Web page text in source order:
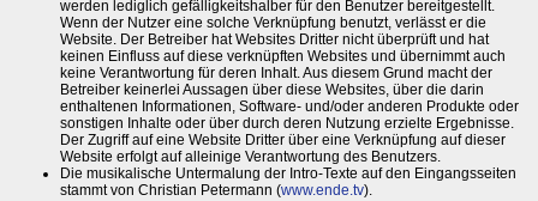
werden lediglich gefälligkeitshalber für den Benutzer bereitgestellt.
Wenn der Nutzer eine solche Verknüpfung benutzt, verlässt er die
Website. Der Betreiber hat Websites Dritter nicht überprüft und hat
keinen Einfluss auf diese verknüpften Websites und übernimmt auch
keine Verantwortung für deren Inhalt. Aus diesem Grund macht der
Betreiber keinerlei Aussagen über diese Websites, über die darin
enthaltenen Informationen, Software- und/oder anderen Produkte oder
sonstigen Inhalte oder über durch deren Nutzung erzielte Ergebnisse.
Der Zugriff auf eine Website Dritter über eine Verknüpfung auf dieser
Website erfolgt auf alleinige Verantwortung des Benutzers.
Die musikalische Untermalung der Intro-Texte auf den Eingangsseiten
stammt von Christian Petermann (www.ende.tv).